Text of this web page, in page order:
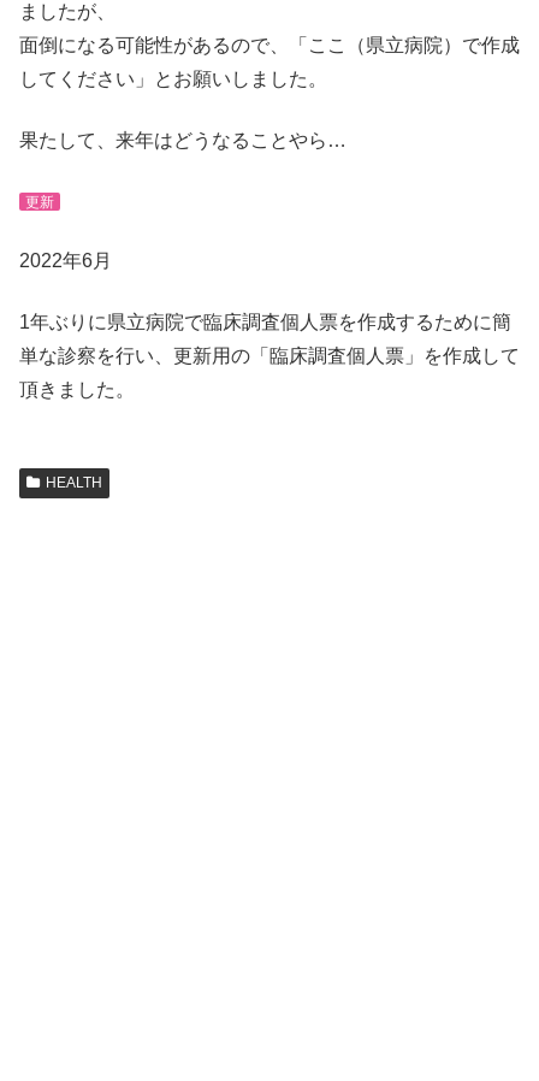
ましたが、
面倒になる可能性があるので、「ここ（県立病院）で作成
してください」とお願いしました。
果たして、来年はどうなることやら…
更新
2022年6月
1年ぶりに県立病院で臨床調査個人票を作成するために簡
単な診察を行い、更新用の「臨床調査個人票」を作成して
頂きました。
HEALTH